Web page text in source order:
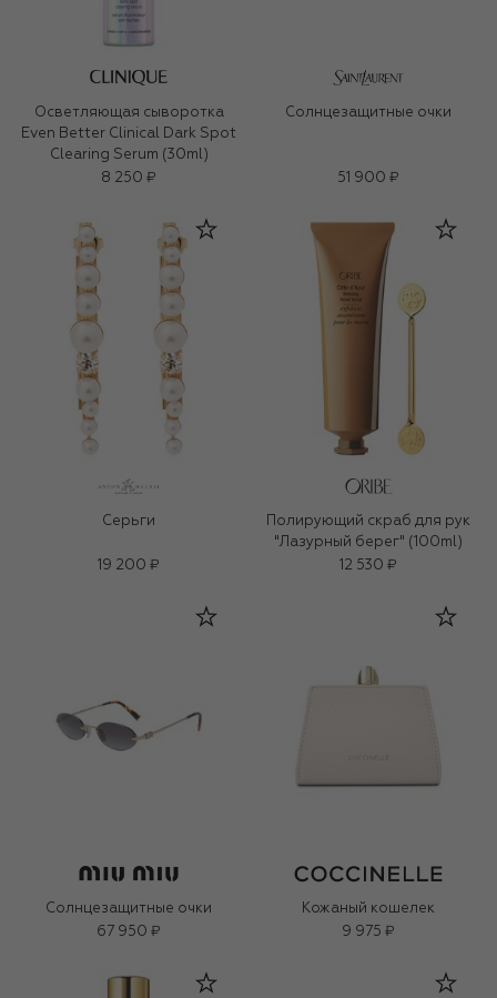
Осветляющая сыворотка
Even Better Clinical Dark Spot
Clearing Serum (30ml)
8 250 ₽
Солнцезащитные очки
51 900 ₽
Серьги
19 200 ₽
Полирующий скраб для рук
"Лазурный берег" (100ml)
12 530 ₽
Солнцезащитные очки
67 950 ₽
Кожаный кошелек
9 975 ₽